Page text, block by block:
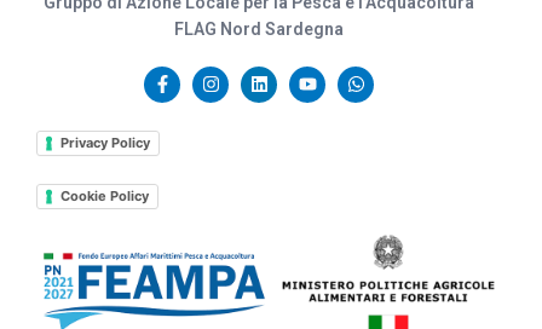
FLAG Nord Sardegna
Privacy Policy
Cookie Policy